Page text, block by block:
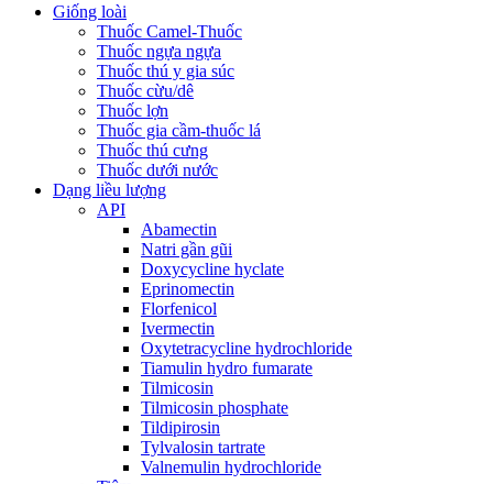
Giống loài
Thuốc Camel-Thuốc
Thuốc ngựa ngựa
Thuốc thú y gia súc
Thuốc cừu/dê
Thuốc lợn
Thuốc gia cầm-thuốc lá
Thuốc thú cưng
Thuốc dưới nước
Dạng liều lượng
API
Abamectin
Natri gần gũi
Doxycycline hyclate
Eprinomectin
Florfenicol
Ivermectin
Oxytetracycline hydrochloride
Tiamulin hydro fumarate
Tilmicosin
Tilmicosin phosphate
Tildipirosin
Tylvalosin tartrate
Valnemulin hydrochloride